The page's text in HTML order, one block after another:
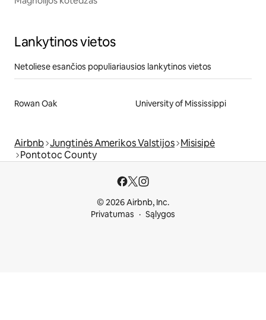
Lankytinos vietos
Netoliese esančios populiariausios lankytinos vietos
Rowan Oak University of Mississippi
Airbnb Jungtinės Amerikos Valstijos Misisipė
Pontotoc County
© 2026 Airbnb, Inc.
Privatumas
Sąlygos